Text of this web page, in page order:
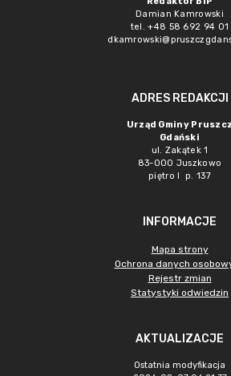
Damian Kamrowski
tel. +48 58 692 94 01
ADRES REDAKCJI
Urząd Gminy Pruszcz
Gdański
ul. Zakątek 1
83-000 Juszkowo
piętro I p. 137
INFORMACJE
Mapa strony
Ochrona danych
Rejestr zmian
Statystyki odwiedzin
AKTUALIZACJE
Ostatnia modyfikacja